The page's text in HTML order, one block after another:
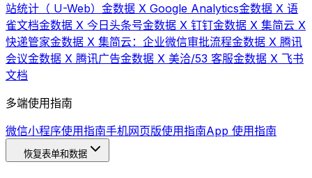
站统计（ U-Web） 金数据 X Google Analytics金数据 X 语
雀文档金数据 X 今日头条号金数据 X 钉钉金数据 X 集简云 X
快递管家金数据 X 集简云：企业微信审批流程金数据 X 腾讯
会议金数据 X 腾讯广告金数据 X 美洽/53 客服金数据 X 飞书
文档
多端使用指南
微信小程序使用指南手机网页版使用指南App 使用指南
恢复表单和数据